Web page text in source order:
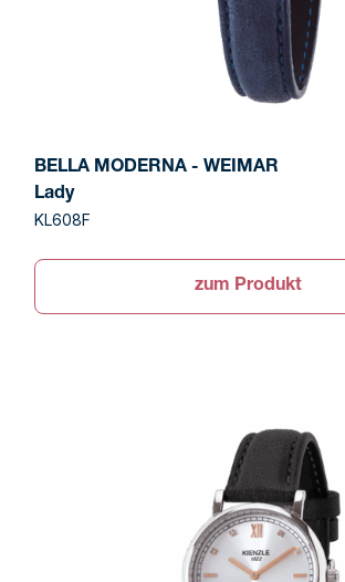
BELLA MODERNA - WEIMAR
Lady
KL608F
zum Produkt